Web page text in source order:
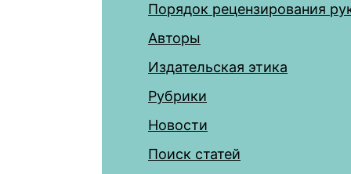
Порядок рецензирования
Авторы
Издательская этика
Рубрики
Новости
Поиск статей